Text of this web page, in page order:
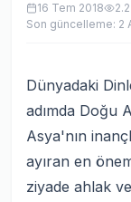
16 Tem 2018
Son güncelleme: 2
Dünyadaki
adımda Doğu
Asya'nın
ayıran en
ziyade ahlak